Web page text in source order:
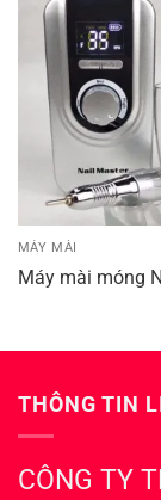
MÁY MÀI
Máy mài móng
THÔNG TIN
CÔNG TY